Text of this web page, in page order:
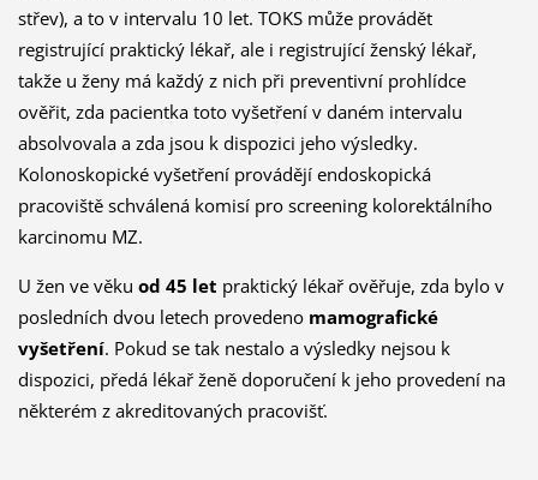
střev), a to v intervalu 10 let. TOKS může provádět
registrující praktický lékař, ale i registrující ženský lékař,
takže u ženy má každý z nich při preventivní prohlídce
ověřit, zda pacientka toto vyšetření v daném intervalu
absolvovala a zda jsou k dispozici jeho výsledky.
Kolonoskopické vyšetření provádějí endoskopická
pracoviště schválená komisí pro screening kolorektálního
karcinomu MZ.
U žen ve věku od 45 let praktický lékař ověřuje, zda bylo v
posledních dvou letech provedeno mamografické
vyšetření. Pokud se tak nestalo a výsledky nejsou k
dispozici, předá lékař ženě doporučení k jeho provedení na
některém z akreditovaných pracovišť.